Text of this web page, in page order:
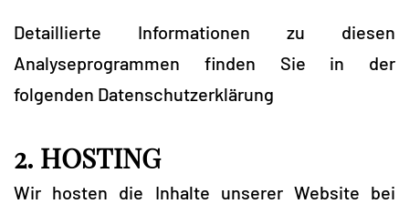
Detaillierte Informationen zu diesen
Analyseprogrammen finden Sie in der
folgenden Datenschutzerklärung
2. HOSTING
Wir hosten die Inhalte unserer Website bei